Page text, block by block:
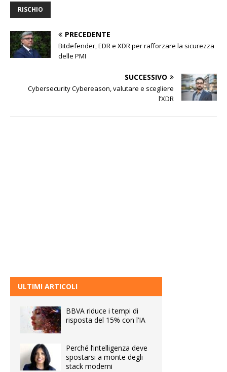
RISCHIO
PRECEDENTE
Bitdefender, EDR e XDR per rafforzare la sicurezza
delle PMI
SUCCESSIVO
Cybersecurity Cybereason, valutare e scegliere
l’XDR
ULTIMI ARTICOLI
BBVA riduce i tempi di
risposta del 15% con l’IA
Perché l’intelligenza deve
spostarsi a monte degli
stack moderni